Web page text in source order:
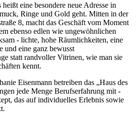
eine besondere neue Adresse in
Ringe und Gold geht. Mitten in der
8, macht das Geschäft vom Moment
ebenso edlen wie ungewöhnlichen
- lichte, hohe Räumlichkeiten, eine
und eine ganz bewusst
statt randvoller Vitrinen, wie man sie
kennt.
Eisenmann betreiben das „Haus des
jede Menge Berufserfahrung mit -
das auf individuelles Erlebnis sowie